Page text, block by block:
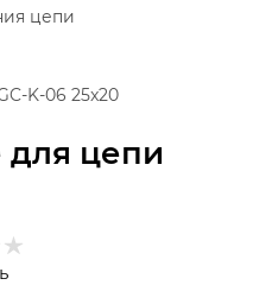
цепи
цепи
K-06 25x20